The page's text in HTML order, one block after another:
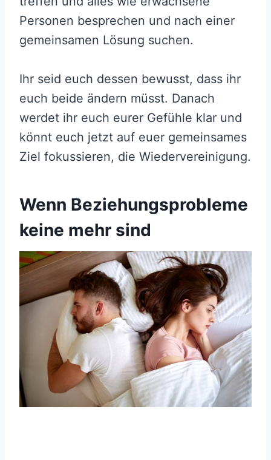
Personen besprechen und nach einer
gemeinsamen Lösung suchen.
Ihr seid euch dessen bewusst, dass ihr
euch beide ändern müsst. Danach
werdet ihr euch eurer Gefühle klar und
könnt euch jetzt auf euer gemeinsames
Ziel fokussieren, die Wiedervereinigung.
Wenn Beziehungsprobleme
keine mehr sind